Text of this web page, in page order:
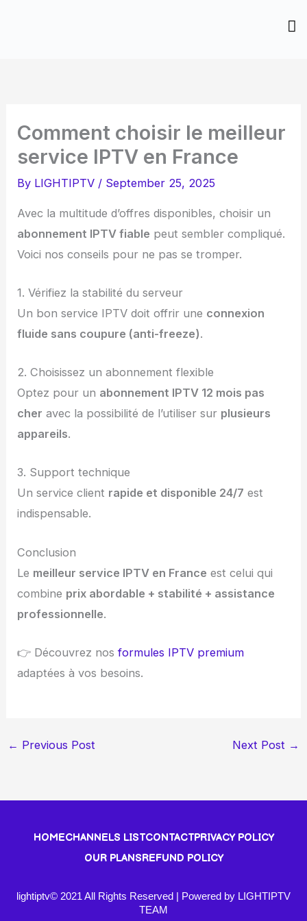
Comment choisir le meilleur
service IPTV en France
By LIGHTIPTV / September 25, 2025
Avec la multitude d’offres disponibles, choisir un
abonnement IPTV fiable peut sembler compliqué.
Voici nos conseils pour ne pas se tromper.
1. Vérifiez la stabilité du serveur
Un bon service IPTV doit offrir une connexion
fluide sans coupure (anti-freeze).
2. Choisissez un abonnement flexible
Optez pour un abonnement IPTV 12 mois pas
cher avec la possibilité de l’utiliser sur plusieurs
appareils.
3. Support technique
Un service client rapide et disponible 24/7 est
indispensable.
Conclusion
Le meilleur service IPTV en France est celui qui
combine prix abordable + stabilité + assistance
professionnelle.
👉 Découvrez nosformules IPTV premium
adaptées à vos besoins.
← Previous Post Next Post →
HOMECHANNELS LISTCONTACTPRIVACY POLICY
OUR PLANSREFUND POLICY
lightiptv© 2021 All Rights Reserved | Powered by LIGHTIPTV
TEAM